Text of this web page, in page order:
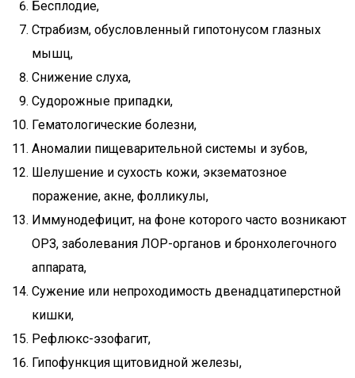
Бесплодие,
Страбизм, обусловленный гипотонусом глазных
мышц,
Снижение слуха,
Судорожные припадки,
Гематологические болезни,
Аномалии пищеварительной системы и зубов,
Шелушение и сухость кожи, экзематозное
поражение, акне, фолликулы,
Иммунодефицит, на фоне которого часто возникают
ОРЗ, заболевания ЛОР-органов и бронхолегочного
аппарата,
Сужение или непроходимость двенадцатиперстной
кишки,
Рефлюкс-эзофагит,
Гипофункция щитовидной железы,